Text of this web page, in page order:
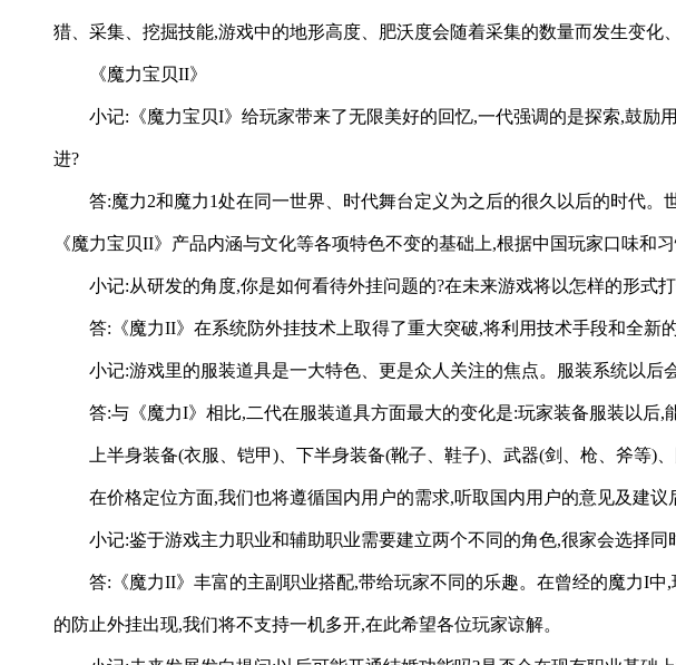
猎、采集、挖掘技能,游戏中的地形高度、肥沃度会随着采集的数量而发生变
《魔力宝贝II》
小记:《魔力宝贝I》给玩家带来了无限美好的回忆,一代强调的是探索,鼓
进?
答:魔力2和魔力1处在同一世界、时代舞台定义为之后的很久以后的时代
《魔力宝贝II》产品内涵与文化等各项特色不变的基础上,根据中国玩家口味和
小记:从研发的角度,你是如何看待外挂问题的?在未来游戏将以怎样的形式
答:《魔力II》在系统防外挂技术上取得了重大突破,将利用技术手段和全新
小记:游戏里的服装道具是一大特色、更是众人关注的焦点。服装系统以后
答:与《魔力I》相比,二代在服装道具方面最大的变化是:玩家装备服装以后
上半身装备(衣服、铠甲)、下半身装备(靴子、鞋子)、武器(剑、枪、斧等)
在价格定位方面,我们也将遵循国内用户的需求,听取国内用户的意见及建议
小记:鉴于游戏主力职业和辅助职业需要建立两个不同的角色,很家会选择
答:《魔力II》丰富的主副职业搭配,带给玩家不同的乐趣。在曾经的魔力I
的防止外挂出现,我们将不支持一机多开,在此希望各位玩家谅解。